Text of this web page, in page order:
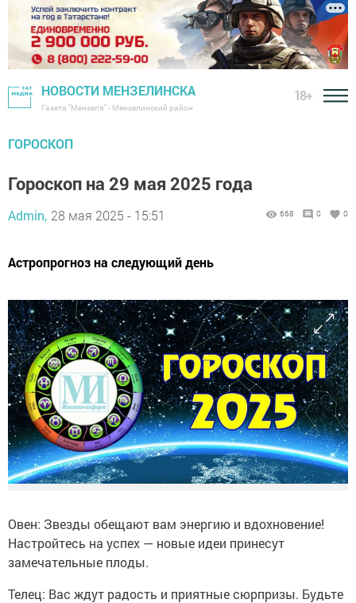
НОВОСТИ МЕНЗЕЛИНСКА
Газета "Мензеля" - Мензелинский район
18+
ГОРОСКОП
Гороскоп на 29 мая 2025 года
Admin, 28 мая 2025 - 15:51 668 0 0
Астропрогноз на следующий день
Овен: Звезды обещают вам энергию и вдохновение!
Настройтесь на успех — новые идеи принесут
замечательные плоды.
Телец: Вас ждут радость и приятные сюрпризы. Будьте